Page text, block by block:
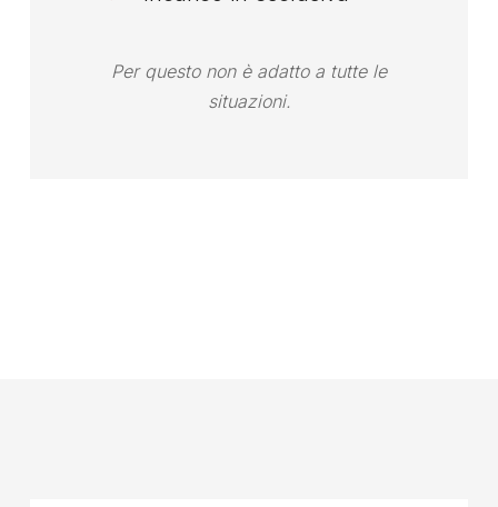
Per questo non è adatto a tutte le
situazioni.